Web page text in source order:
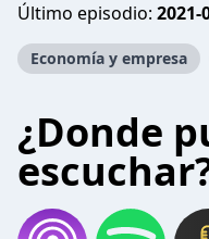
Último episodio: 2021-
Economía y empresa
¿Donde